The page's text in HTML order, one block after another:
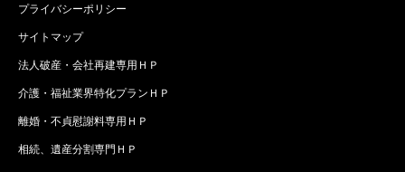
プライバシーポリシー
サイトマップ
法人破産・会社再建専用ＨＰ
介護・福祉業界特化プランＨＰ
離婚・不貞慰謝料専用ＨＰ
相続、遺産分割専門ＨＰ